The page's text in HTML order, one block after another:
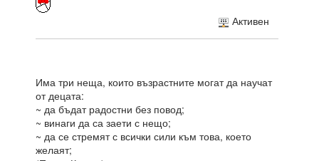
Активен
Има три неща, които възрастните могат да научат
от децата:
~ да бъдат радостни без повод;
~ винаги да са заети с нещо;
~ да се стремят с всички сили към това, което
желаят;